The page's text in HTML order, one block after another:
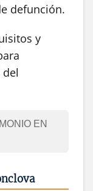
defunción.
y
EN